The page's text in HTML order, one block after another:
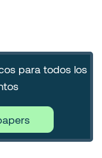
para todos los